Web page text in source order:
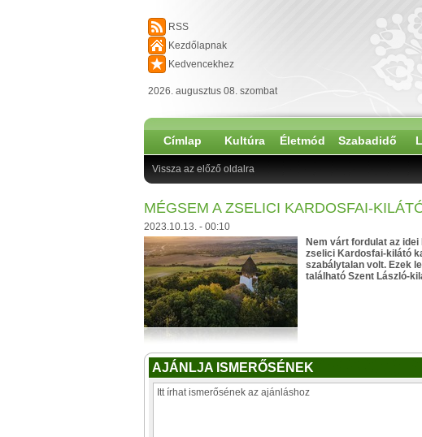
RSS
Kezdőlapnak
Kedvencekhez
2026. augusztus 08. szombat
Címlap Kultúra Életmód Szabadidő
Vissza az előző oldalra
MÉGSEM A ZSELICI KARDOSFAI-
2023.10.13. - 00:10
Nem várt fordulat az
zselici Kardosfai-kilátó
szabálytalan volt. Ezek
található Szent László-
AJÁNLJA ISMERŐSÉNEK